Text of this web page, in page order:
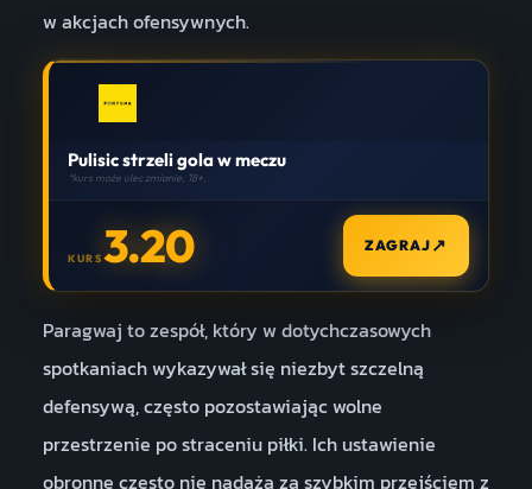
w akcjach ofensywnych.
Pulisic strzeli gola w meczu
*kurs może ulec zmianie. 18+.
KURS3.20 ZAGRAJ ↗
Paragwaj to zespół, który w dotychczasowych
spotkaniach wykazywał się niezbyt szczelną
defensywą, często pozostawiając wolne
przestrzenie po straceniu piłki. Ich ustawienie
obronne często nie nadąża za szybkim przejściem z